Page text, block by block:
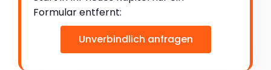
Formular entfernt:
Unverbindlich anfragen